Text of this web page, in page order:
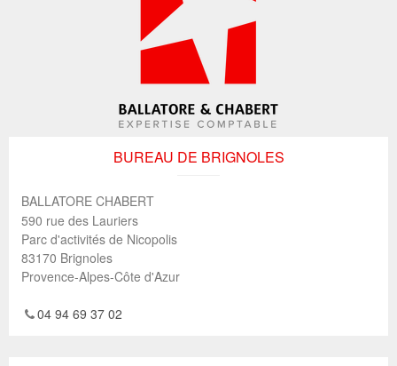
BUREAU DE BRIGNOLES
BALLATORE CHABERT
590 rue des Lauriers
Parc d'activités de Nicopolis
83170 Brignoles
Provence-Alpes-Côte d'Azur
04 94 69 37 02